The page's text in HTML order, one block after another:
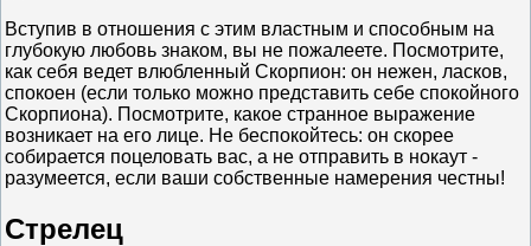
Вступив в отношения с этим властным и способным на
глубокую любовь знаком, вы не пожалеете. Посмотрите,
как себя ведет влюбленный Скорпион: он нежен, ласков,
спокоен (если только можно представить себе спокойного
Скорпиона). Посмотрите, какое странное выражение
возникает на его лице. Не беспокойтесь: он скорее
собирается поцеловать вас, а не отправить в нокаут -
разумеется, если ваши собственные намерения честны!
Стрелец